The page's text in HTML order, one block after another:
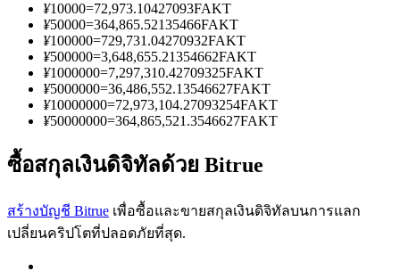
ข้อมูล
การวิเคราะห์ข้อมูลขนาดใหญ่ รวมถึงข้อมูลการค้า ฯลฯ
แนะนำ
¥10000=72,973.10427093FAKT
¥50000=364,865.52135466FAKT
¥100000=729,731.04270932FAKT
¥500000=3,648,655.21354662FAKT
¥1000000=7,297,310.42709325FAKT
¥5000000=36,486,552.13546627FAKT
¥10000000=72,973,104.27093254FAKT
¥50000000=364,865,521.3546627FAKT
ซื้อสกุลเงินดิจิทัลด้วย Bitrue
สร้างบัญชี Bitrue เพื่อซื้อและขายสกุลเงินดิจิทัลบนการแลก
เปลี่ยนคริปโตที่ปลอดภัยที่สุด.